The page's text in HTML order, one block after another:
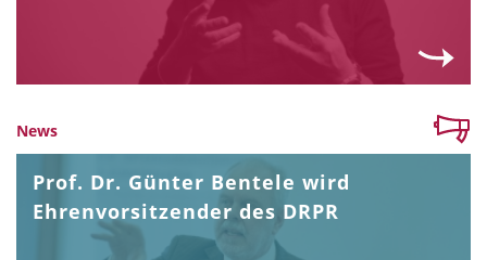
News
Prof. Dr. Günter Bentele wird
Ehrenvorsitzender des DRPR